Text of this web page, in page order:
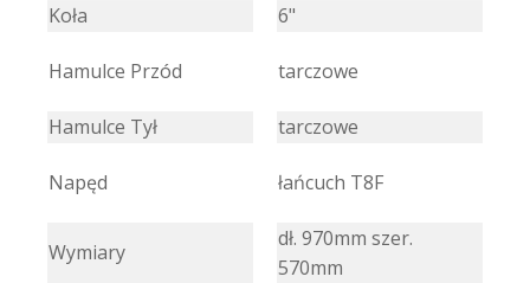
Koła 6"
Hamulce Przód tarczowe
Hamulce Tył tarczowe
Napęd łańcuch T8F
Wymiary
dł. 970mm szer.
570mm